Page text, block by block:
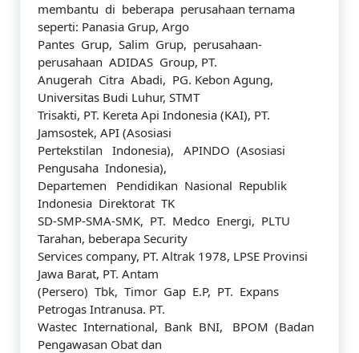
membantu di beberapa perusahaan ternama
seperti: Panasia Grup, Argo
Pantes Grup, Salim Grup, perusahaan-
perusahaan ADIDAS Group, PT.
Anugerah Citra Abadi, PG. Kebon Agung,
Universitas Budi Luhur, STMT
Trisakti, PT. Kereta Api Indonesia (KAI), PT.
Jamsostek, API (Asosiasi
Pertekstilan Indonesia), APINDO (Asosiasi
Pengusaha Indonesia),
Departemen Pendidikan Nasional Republik
Indonesia Direktorat TK
SD-SMP-SMA-SMK, PT. Medco Energi, PLTU
Tarahan, beberapa Security
Services company, PT. Altrak 1978, LPSE Provinsi
Jawa Barat, PT. Antam
(Persero) Tbk, Timor Gap E.P, PT. Expans
Petrogas Intranusa. PT.
Wastec International, Bank BNI, BPOM (Badan
Pengawasan Obat dan